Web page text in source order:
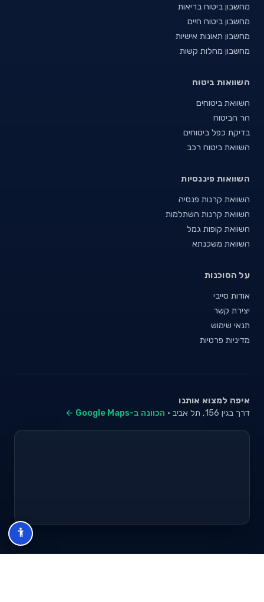
מחשבון ביטוח בריאות
מחשבון ביטוח חיים
מחשבון תאונות אישיות
מחשבון מחלות קשות
השוואות ביטוח
השוואת ביטוחים
הר הביטוח
בדיקת כפל ביטוחים
השוואת ביטוח רכב
השוואות פיננסיות
השוואת קרנות פנסיה
השוואת קרנות השתלמות
השוואת קופות גמל
השוואת משכנתא
על הסוכנות
אודות סייבי
יצירת קשר
תנאי שימוש
מדיניות פרטיות
איפה למצוא אותנו
דרך בגין 156, תל אביב · הכוונה ב-Google Maps ←